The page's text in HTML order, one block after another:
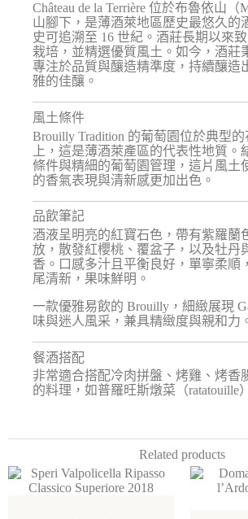
Château de la Terrière 位於布魯依山（
山腳下，是薄酒萊地區歷史最悠久的
史可追溯至 16 世紀。酒莊長期以來
栽培，並精選優質風土。如今，酒莊
專注於品質與釀造精準度，持續釀造
雅的佳釀。
風土條件
Brouilly Tradition 的葡萄園位於典型
上，這是薄酒萊產區的代表性地質。
條件與精細的葡萄園管理，這片風土
的香氣表現與清新感更加出色。
品飲筆記
酒液呈明亮的紅寶石色，帶有紫羅蘭
放，散發紅櫻桃、覆盆子，以及牡丹
香。口感多汁且平衡良好，單寧柔順
尾清新，果味鮮明。
一款優雅易飲的 Brouilly，細緻展現
味與迷人風采，兼具精緻度與親和力
餐酒搭配
非常適合搭配冷肉拼盤、烤雞、烤香
的料理，如普羅旺斯燉菜（ratatouille
Related products